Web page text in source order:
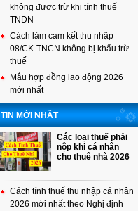
không được trừ khi tính thuế
TNDN
Cách làm cam kết thu nhập
08/CK-TNCN không bị khấu trừ
thuế
Mẫu hợp đồng lao động 2026
mới nhất
TIN MỚI NHẤT
Các loại thuế phải
nộp khi cá nhân
cho thuê nhà 2026
Cách tính thuế thu nhập cá nhân
2026 mới nhất theo Nghị định